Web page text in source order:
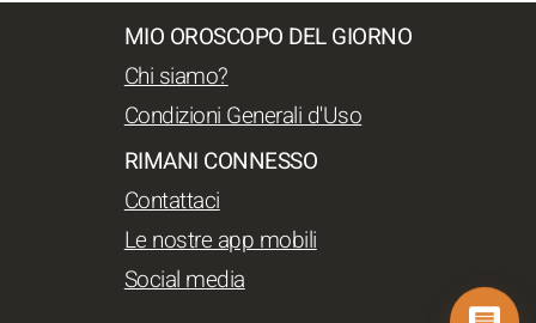
MIO OROSCOPO DEL GIORNO
Chi siamo?
Condizioni Generali d'Uso
RIMANI CONNESSO
Contattaci
Le nostre app mobili
Social media